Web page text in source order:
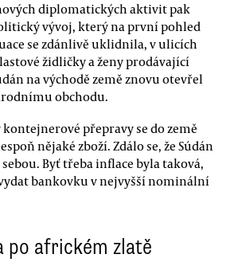
diplomatických aktivit pak
vývoj, který na první pohled
se zdánlivě uklidnila, v ulicích
židličky a ženy prodávající
na východě země znovu otevřel
obchodu.
přepravy se do země
nějaké zboží. Zdálo se, že Súdán
Byť třeba inflace byla taková,
bankovku v nejvyšší nominální
po africkém zlatě